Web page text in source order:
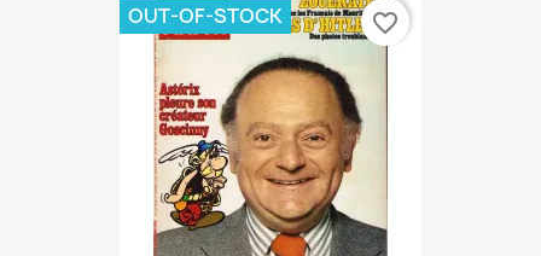
OUT-OF-STOCK favorite_border